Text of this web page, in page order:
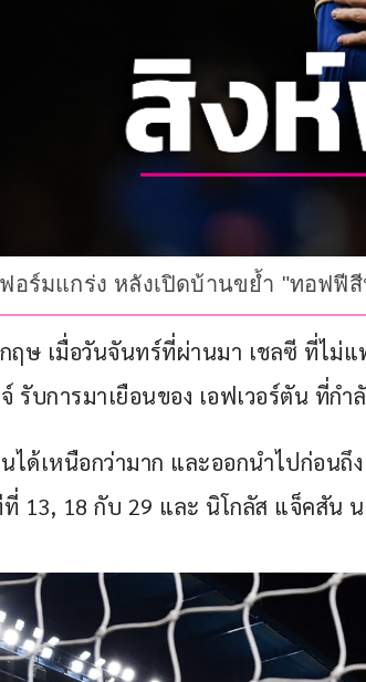
อร์มแกร่ง หลังเปิดบ้านขย้ำ "ทอฟฟี
ฤษ เมื่อวันจันทร์ที่ผ่านมา เชลซี ที่ไม่
รับการมาเยือนของ เอฟเวอร์ตัน ที่กำ
ได้เหนือกว่ามาก และออกนำไปก่อนถึ
13, 18 กับ 29 และ นิโกลัส แจ็คสัน